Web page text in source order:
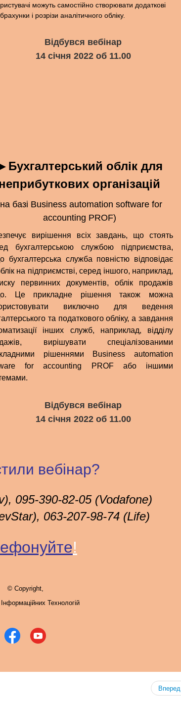
можуть самостійно створювати додаткові
і розрізи аналітичного обліку.
Відбувся вебінар
14 січня 2022 об 11.00
Бухгалтерський облік для
організацій
базі Business automation software for
accounting PROF)
вирішення всіх завдань, що стоять
бухгалтерською службою підприємства,
бухгалтерська служба повністю відповідає
на підприємстві, серед іншого, наприклад,
первинних документів, облік продажів
Це прикладне рішення також можна
виключно для ведення
та податкового обліку, а завдання
інших служб, наприклад, відділу
вирішувати спеціалізованими
рішеннями Business automation
for accounting PROF або іншими
Відбувся вебінар
14 січня 2022 об 11.00
вебінар?
095-390-82-05 (Vodafone)
063-207-98-74 (Life)
!
© Copyright,
Технологій
Вперед